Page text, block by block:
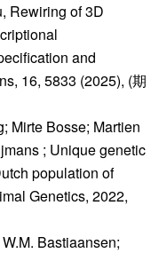
Rewiring of 3D
and
16, 5833 (2025), (期
Mirte Bosse; Martien
; Unique genetic
population of
Genetics, 2022,
Bastiaansen;